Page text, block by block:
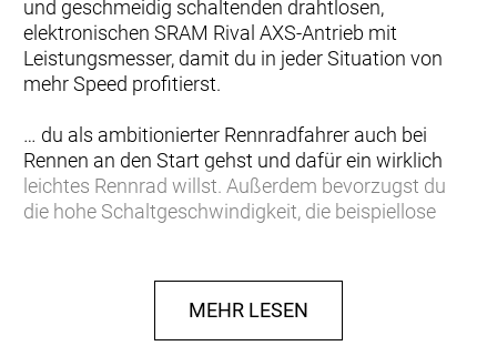
und geschmeidig schaltenden drahtlosen,
elektronischen SRAM Rival AXS-Antrieb mit
Leistungsmesser, damit du in jeder Situation von
mehr Speed profitierst.
… du als ambitionierter Rennradfahrer auch bei
Rennen an den Start gehst und dafür ein wirklich
leichtes Rennrad willst. Außerdem bevorzugst du
die hohe Schaltgeschwindigkeit, die beispiellose
Ziel ist es, an jedem Anstieg den Rest hinter dir zu
MEHR LESEN